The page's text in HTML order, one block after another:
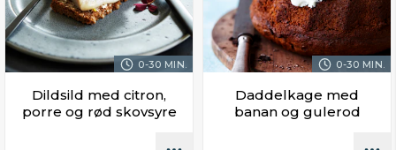
0-30 MIN.
Dildsild med citron,
porre og rød skovsyre
0-30 MIN.
Daddelkage med
banan og gulerod